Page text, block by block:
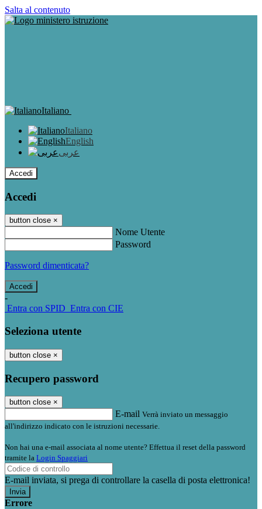
Salta al contenuto
Italiano
Italiano
English
عربى
Accedi
Accedi
button close ×
Nome Utente
Password
Password dimenticata?
-
Entra con SPID Entra con CIE
Seleziona utente
button close ×
Recupero password
button close ×
E-mail Verrà inviato un messaggio
all'indirizzo indicato con le istruzioni necessarie.
Non hai una e-mail associata al nome utente? Effettua il reset della password
tramite la Login Spaggiari
E-mail inviata, si prega di controllare la casella di posta elettronica!
Errore